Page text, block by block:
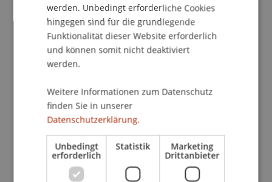
werden. Unbedingt erforderliche Cookies
hingegen sind für die grundlegende
Funktionalität dieser Website erforderlich
und können somit nicht deaktiviert
werden.
Weitere Informationen zum Datenschutz
finden Sie in unserer
Datenschutzerklärung.
Unbedingt
erforderlich
Statistik Marketing
Drittanbieter